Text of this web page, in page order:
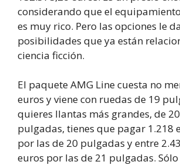
considerando que el
es muy rico. Pero las opciones le
posibilidades que ya están
ciencia ficción.
El paquete AMG Line cuesta no
euros y viene con ruedas de 19
quieres llantas más grandes, de
pulgadas, tienes que pagar 1.218
por las de 20 pulgadas y entre
euros por las de 21 pulgadas.